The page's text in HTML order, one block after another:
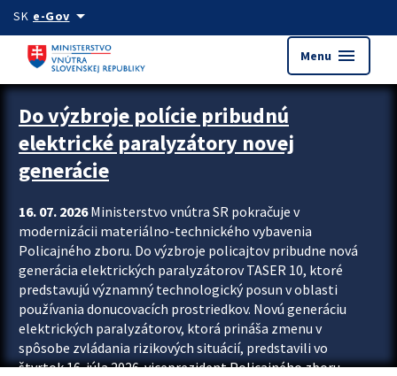
Preskocit na hlavný obsah
SK e-Govarrow_drop_down
Menu menu
Zastavit automatický posun upútavok
Do výzbroje polície pribudnú
elektrické paralyzátory novej
generácie
16. 07. 2026Ministerstvo vnútra SR pokračuje v
modernizácii materiálno-technického vybavenia
Policajného zboru. Do výzbroje policajtov pribudne nová
generácia elektrických paralyzátorov TASER 10, ktoré
predstavujú významný technologický posun v oblasti
používania donucovacích prostriedkov. Novú generáciu
elektrických paralyzátorov, ktorá prináša zmenu v
spôsobe zvládania rizikových situácií, predstavili vo
štvrtok 16. júla 2026 viceprezident Policajného zboru